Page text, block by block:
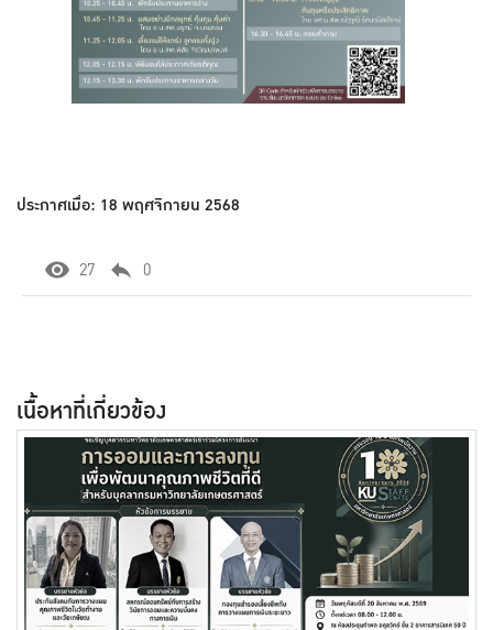
ประกาศเมื่อ: 18 พฤศจิกายน 2568
27 0
เนื้อหาที่เกี่ยวข้อง